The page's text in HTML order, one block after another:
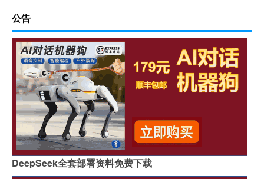
公告
DeepSeek全套部署资料免费下载